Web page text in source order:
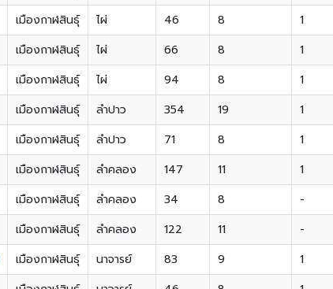
เมืองกาฬสินธุ์ ไผ่ 46 8 1
เมืองกาฬสินธุ์ ไผ่ 66 8 1
เมืองกาฬสินธุ์ ไผ่ 94 8 1
เมืองกาฬสินธุ์ ลำปาว 354 19 1
เมืองกาฬสินธุ์ ลำปาว 71 8 1
เมืองกาฬสินธุ์ ลำคลอง 147 11 1
เมืองกาฬสินธุ์ ลำคลอง 34 8 -
เมืองกาฬสินธุ์ ลำคลอง 122 11 -
เมืองกาฬสินธุ์ นาจารย์ 83 9 1